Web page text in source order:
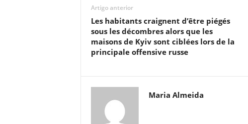
Artigo anterior
Les habitants craignent d’être piégés
sous les décombres alors que les
maisons de Kyiv sont ciblées lors de la
principale offensive russe
Maria Almeida